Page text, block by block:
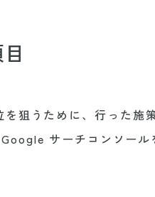
狙うために、行った施策
サーチコンソール